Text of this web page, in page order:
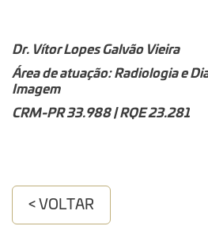
Dr. Vítor Lopes Galvão Vieira
Área de atuação: Radiologia e
Imagem
CRM-PR 33.988 | RQE 23.281
< VOLTAR